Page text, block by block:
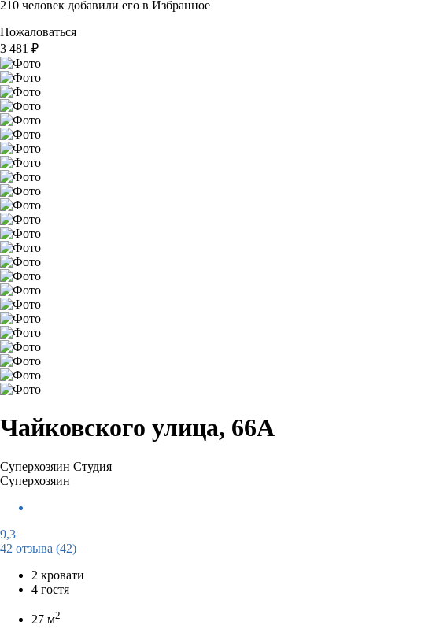
210 человек добавили его в Избранное
Пожаловаться
3 481 ₽
Чайковского улица, 66А
Суперхозяин Студия
Суперхозяин
9,3
42 отзыва (42)
2 кровати
4 гостя
27 м2